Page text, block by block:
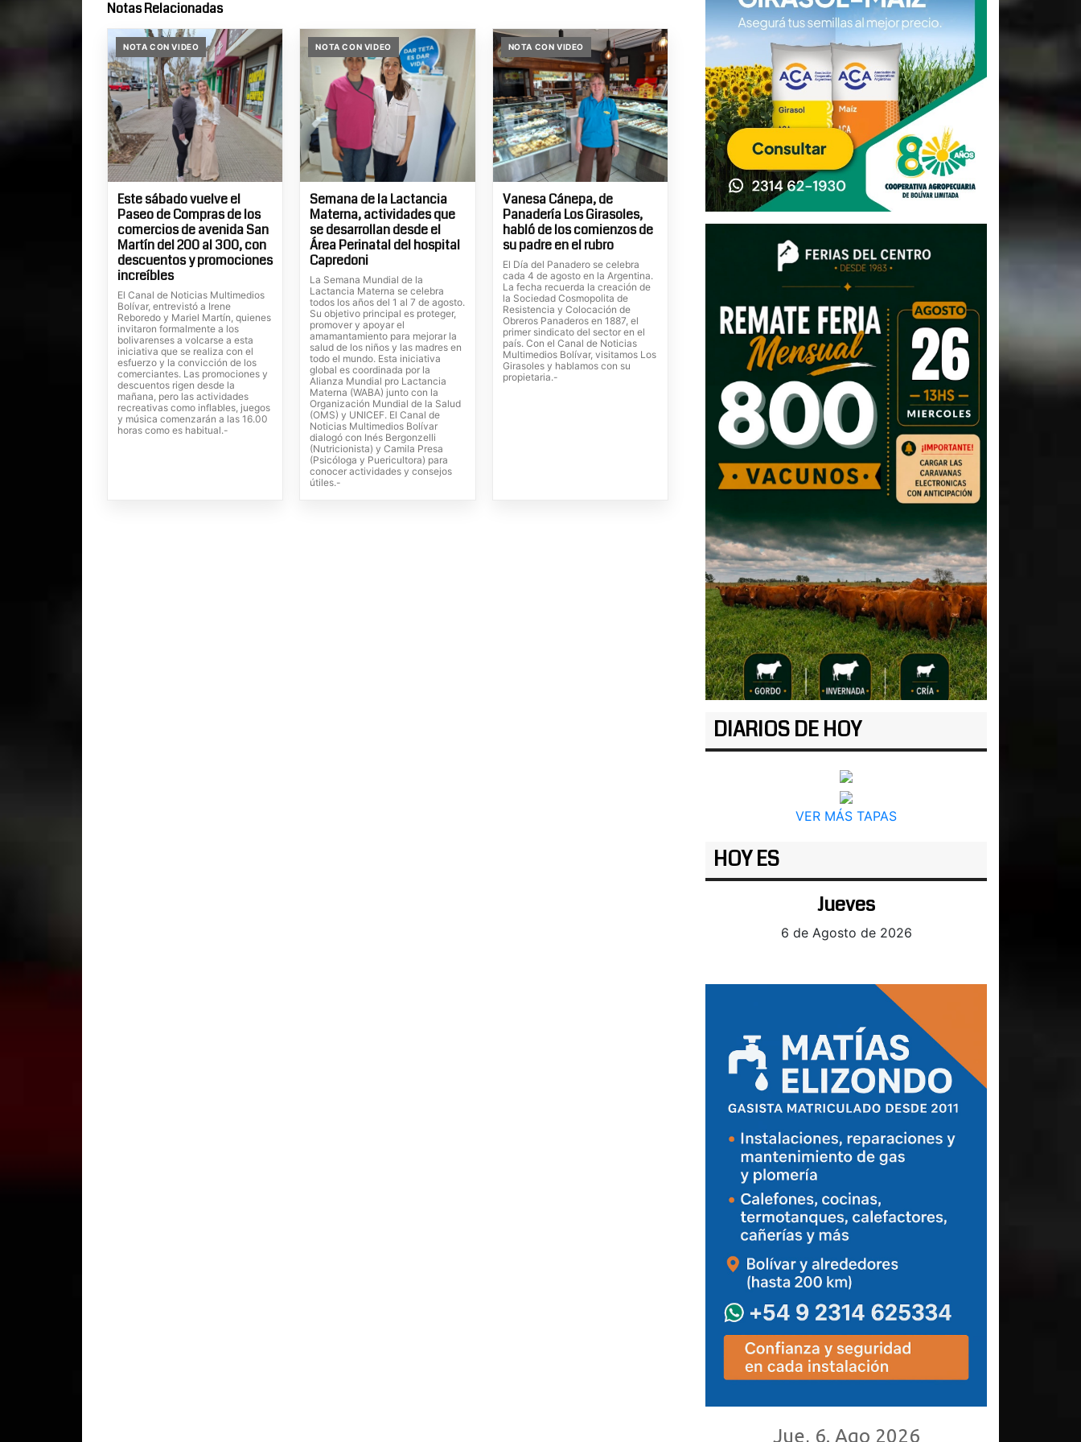
Notas Relacionadas
NOTA CON VIDEO
Este sábado vuelve el
Paseo de Compras de los
comercios de avenida San
Martín del 200 al 300, con
descuentos y promociones
increíbles
El Canal de Noticias Multimedios
Bolívar, entrevistó a Irene
Reboredo y Mariel Martín, quienes
invitaron formalmente a los
bolivarenses a volcarse a esta
iniciativa que se realiza con el
esfuerzo y la convicción de los
comerciantes. Las promociones y
descuentos rigen desde la
mañana, pero las actividades
recreativas como inflables, juegos
y música comenzarán a las 16.00
horas como es habitual.-
NOTA CON VIDEO
Semana de la Lactancia
Materna, actividades que
se desarrollan desde el
Área Perinatal del hospital
Capredoni
La Semana Mundial de la
Lactancia Materna se celebra
todos los años del 1 al 7 de agosto.
Su objetivo principal es proteger,
promover y apoyar el
amamantamiento para mejorar la
salud de los niños y las madres en
todo el mundo. Esta iniciativa
global es coordinada por la
Alianza Mundial pro Lactancia
Materna (WABA) junto con la
Organización Mundial de la Salud
(OMS) y UNICEF. El Canal de
Noticias Multimedios Bolívar
dialogó con Inés Bergonzelli
(Nutricionista) y Camila Presa
(Psicóloga y Puericultora) para
conocer actividades y consejos
útiles.-
NOTA CON VIDEO
Vanesa Cánepa, de
Panadería Los Girasoles,
habló de los comienzos de
su padre en el rubro
El Día del Panadero se celebra
cada 4 de agosto en la Argentina.
La fecha recuerda la creación de
la Sociedad Cosmopolita de
Resistencia y Colocación de
Obreros Panaderos en 1887, el
primer sindicato del sector en el
país. Con el Canal de Noticias
Multimedios Bolívar, visitamos Los
Girasoles y hablamos con su
propietaria.-
DIARIOS DE HOY
VER MÁS TAPAS
HOY ES
Jueves
6 de Agosto de 2026